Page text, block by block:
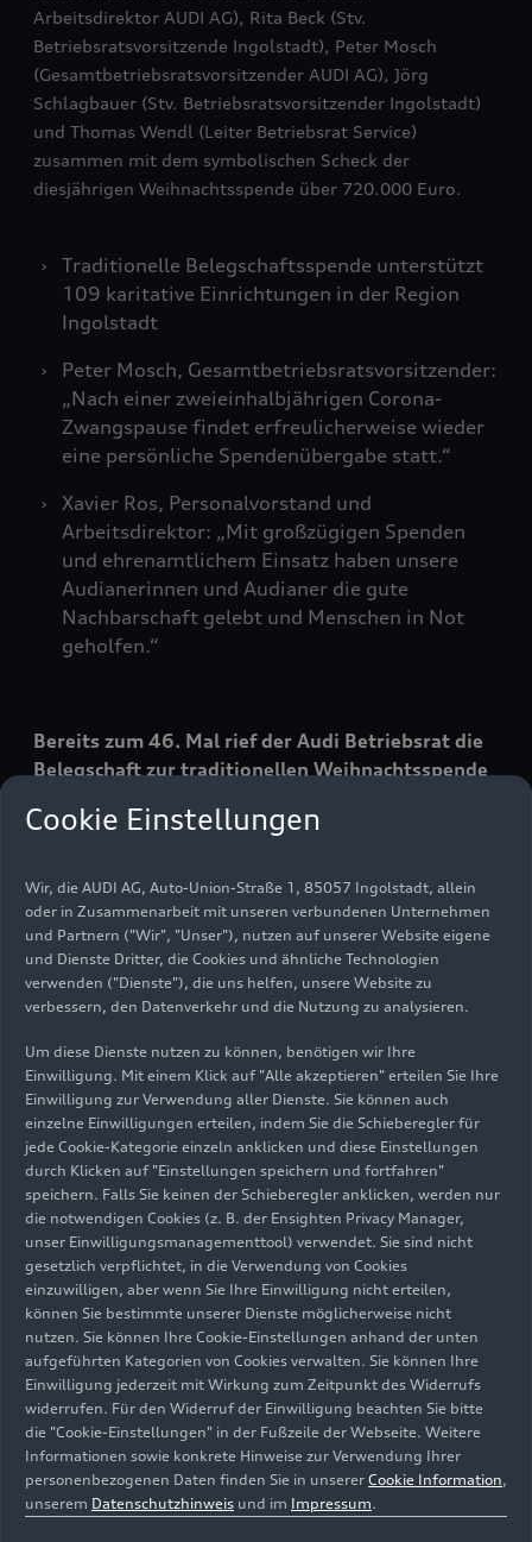
Arbeitsdirektor AUDI AG), Rita Beck (Stv.
Betriebsratsvorsitzende Ingolstadt), Peter Mosch
(Gesamtbetriebsratsvorsitzender AUDI AG), Jörg
Schlagbauer (Stv. Betriebsratsvorsitzender Ingolstadt)
und Thomas Wendl (Leiter Betriebsrat Service)
zusammen mit dem symbolischen Scheck der
diesjährigen Weihnachtsspende über 720.000 Euro.
Traditionelle Belegschaftsspende unterstützt
109 karitative Einrichtungen in der Region
Ingolstadt
Peter Mosch, Gesamtbetriebsratsvorsitzender:
„Nach einer zweieinhalbjährigen Corona-
Zwangspause findet erfreulicherweise wieder
eine persönliche Spendenübergabe statt.“
Xavier Ros, Personalvorstand und
Arbeitsdirektor: „Mit großzügigen Spenden
und ehrenamtlichem Einsatz haben unsere
Audianerinnen und Audianer die gute
Nachbarschaft gelebt und Menschen in Not
geholfen.“
Bereits zum 46. Mal rief der Audi Betriebsrat die
Belegschaft zur traditionellen Weihnachtsspende
Audianer_innen kamen dem Aufruf nach und
karitative und soziale Einrichtungen,
Organisationen und Vereine in der Region. Auch
das Unternehmen beteiligte sich wie jedes Jahr
mit einem Beitrag an der Weihnachtsspende und
rundete so den Betrag auf 720.000 Euro auf.
Nach einer zweieinhalbjährigen coronabedingten
Zwangspause konnte dieses Jahr
erfreulicherweise wieder eine feierliche
Spendenübergabe in der Audi
Fahrzeugauslieferung stattfinden, wenn auch nur
im kleinen Rahmen. 14 der 109 begünstigten
Einrichtungen hatten gleich doppelten Grund zur
Freude: Sie wurden zu einem vorweihnachtlichen
Treffen mit Vertreter_innen des Audi Betriebsrats
sowie des Unternehmens ins Audi Forum
Ingolstadt eingeladen. Sie erhalten im
kommenden Jahr ein Fahrzeug aus der
Weihnachtsspende.
„Persönliche
Spendenübergabe nach
Cookie Einstellungen
Wir, die AUDI AG, Auto-Union-Straße 1, 85057 Ingolstadt, allein
oder in Zusammenarbeit mit unseren verbundenen Unternehmen
und Partnern ("Wir", "Unser"), nutzen auf unserer Website eigene
und Dienste Dritter, die Cookies und ähnliche Technologien
verwenden ("Dienste"), die uns helfen, unsere Website zu
verbessern, den Datenverkehr und die Nutzung zu analysieren.
Um diese Dienste nutzen zu können, benötigen wir Ihre
Einwilligung. Mit einem Klick auf "Alle akzeptieren" erteilen Sie Ihre
Einwilligung zur Verwendung aller Dienste. Sie können auch
einzelne Einwilligungen erteilen, indem Sie die Schieberegler für
jede Cookie-Kategorie einzeln anklicken und diese Einstellungen
durch Klicken auf "Einstellungen speichern und fortfahren"
speichern. Falls Sie keinen der Schieberegler anklicken, werden nur
die notwendigen Cookies (z. B. der Ensighten Privacy Manager,
unser Einwilligungsmanagementtool) verwendet. Sie sind nicht
gesetzlich verpflichtet, in die Verwendung von Cookies
einzuwilligen, aber wenn Sie Ihre Einwilligung nicht erteilen,
können Sie bestimmte unserer Dienste möglicherweise nicht
nutzen. Sie können Ihre Cookie-Einstellungen anhand der unten
aufgeführten Kategorien von Cookies verwalten. Sie können Ihre
Einwilligung jederzeit mit Wirkung zum Zeitpunkt des Widerrufs
widerrufen. Für den Widerruf der Einwilligung beachten Sie bitte
die "Cookie-Einstellungen" in der Fußzeile der Webseite. Weitere
Informationen sowie konkrete Hinweise zur Verwendung Ihrer
personenbezogenen Daten finden Sie in unserer Cookie Information,
unserem Datenschutzhinweis und im Impressum.